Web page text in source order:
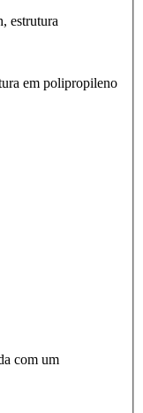
estrutura
em polipropileno
com um